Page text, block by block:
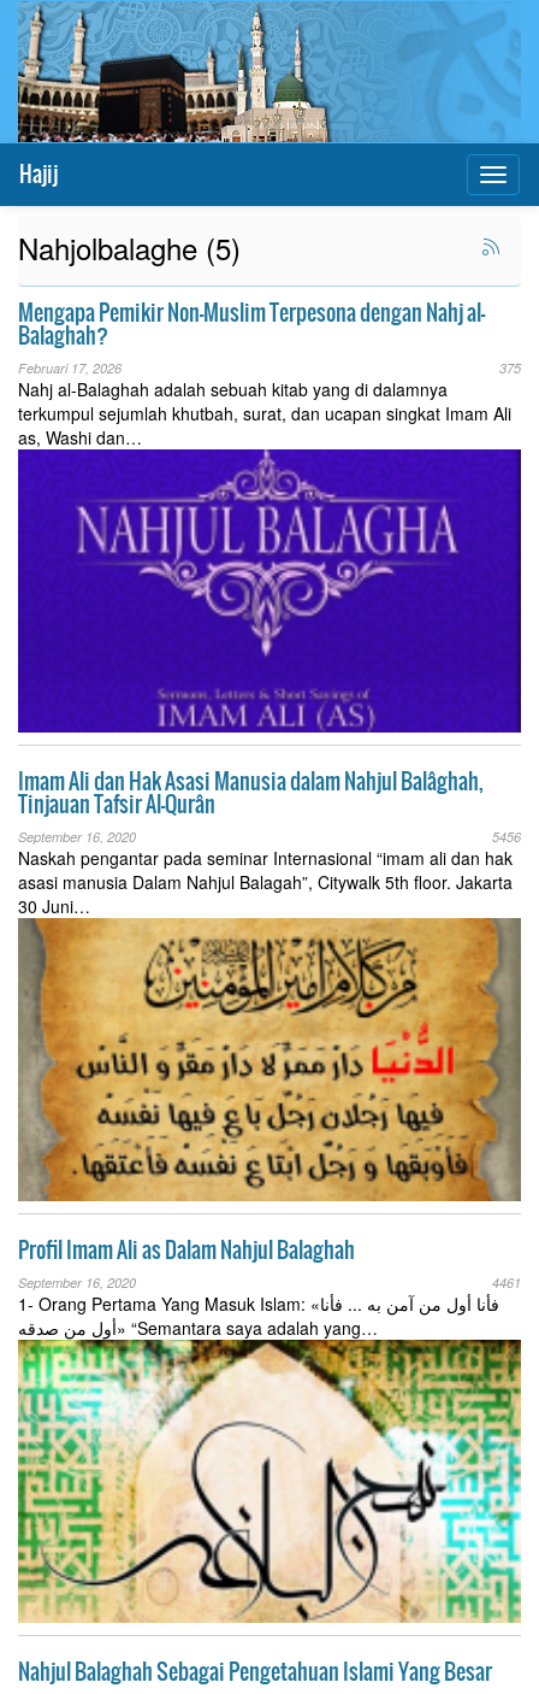
Hajij
Nahjolbalaghe (5)
Mengapa Pemikir Non-Muslim Terpesona dengan Nahj al-
Balaghah?
Februari 17, 2026 375
Nahj al-Balaghah adalah sebuah kitab yang di dalamnya
terkumpul sejumlah khutbah, surat, dan ucapan singkat Imam Ali
as, Washi dan…
Imam Ali dan Hak Asasi Manusia dalam Nahjul Balâghah,
Tinjauan Tafsir Al-Qurân
September 16, 2020 5456
Naskah pengantar pada seminar Internasional “imam ali dan hak
asasi manusia Dalam Nahjul Balagah”, Citywalk 5th floor. Jakarta
30 Juni…
Profil Imam Ali as Dalam Nahjul Balaghah
September 16, 2020 4461
1- Orang Pertama Yang Masuk Islam: «فأنا أول من آمن به ... فأنا
أول من صدقه» “Semantara saya adalah yang…
Nahjul Balaghah Sebagai Pengetahuan Islami Yang Besar